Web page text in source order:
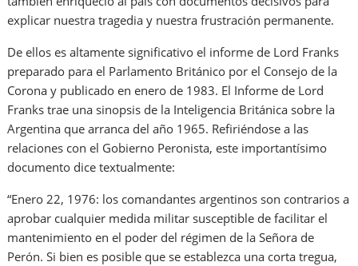
explicar nuestra tragedia y nuestra frustración permanente.
De ellos es altamente significativo el informe de Lord Franks
preparado para el Parlamento Británico por el Consejo de la
Corona y publicado en enero de 1983. El Informe de Lord
Franks trae una sinopsis de la Inteligencia Británica sobre la
Argentina que arranca del año 1965. Refiriéndose a las
relaciones con el Gobierno Peronista, este importantísimo
documento dice textualmente:
“Enero 22, 1976: los comandantes argentinos son contrarios a
aprobar cualquier medida militar susceptible de facilitar el
mantenimiento en el poder del régimen de la Señora de
Perón. Si bien es posible que se establezca una corta tregua,